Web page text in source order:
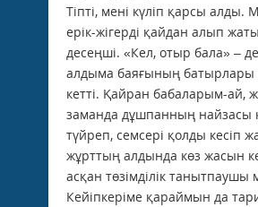
Тіпті, мені күліп қарсы алды.
ерік-жігерді қайдан алып
десеңші. «Кел, отыр бала» –
алдыма баяғының батырлары
кетті. Қайран бабаларым-ай,
заманда дұшпанның найзасы
түйреп, семсері қолды кесіп
жұрттың алдында көз жасын
асқан төзімділік танытпаушы
Кейіпкеріме қараймын да